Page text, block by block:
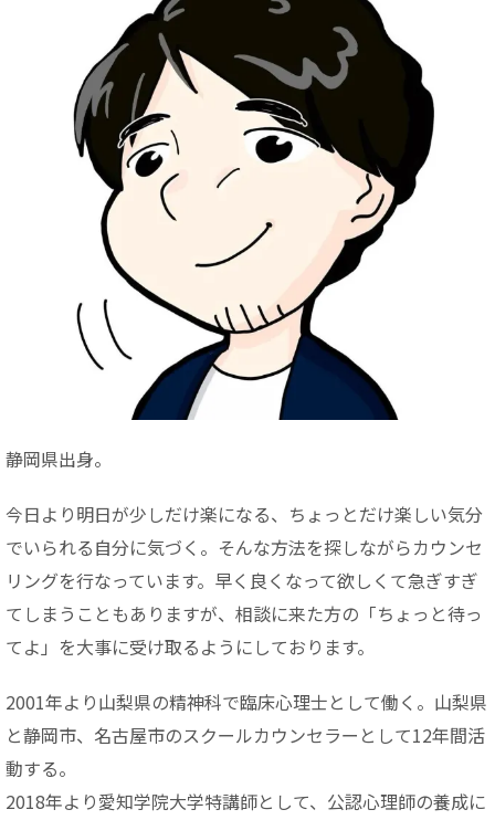
静岡県出身。
今日より明日が少しだけ楽になる、ちょっとだけ楽しい気分
でいられる自分に気づく。そんな方法を探しながらカウンセ
リングを行なっています。早く良くなって欲しくて急ぎすぎ
てしまうこともありますが、相談に来た方の「ちょっと待っ
てよ」を大事に受け取るようにしております。
2001年より山梨県の精神科で臨床心理士として働く。山梨県
と静岡市、名古屋市のスクールカウンセラーとして12年間活
動する。
2018年より愛知学院大学特講師として、公認心理師の養成に